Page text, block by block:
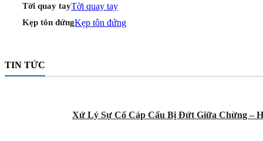
Tời quay tayTời quay tay
Kẹp tôn đứngKẹp tôn đứng
TIN TỨC
Xử Lý Sự Cố Cáp Cẩu Bị Đứt Giữa Chừng –